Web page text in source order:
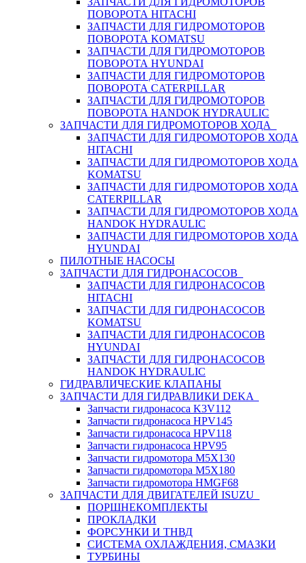
ПОВОРОТА HITACHI
ЗАПЧАСТИ ДЛЯ ГИДРОМОТОРОВ
ПОВОРОТА KOMATSU
ЗАПЧАСТИ ДЛЯ ГИДРОМОТОРОВ
ПОВОРОТА HYUNDAI
ЗАПЧАСТИ ДЛЯ ГИДРОМОТОРОВ
ПОВОРОТА CATERPILLAR
ЗАПЧАСТИ ДЛЯ ГИДРОМОТОРОВ
ПОВОРОТА HANDOK HYDRAULIC
ЗАПЧАСТИ ДЛЯ ГИДРОМОТОРОВ ХОДА
ЗАПЧАСТИ ДЛЯ ГИДРОМОТОРОВ ХОДА
HITACHI
ЗАПЧАСТИ ДЛЯ ГИДРОМОТОРОВ ХОДА
KOMATSU
ЗАПЧАСТИ ДЛЯ ГИДРОМОТОРОВ ХОДА
CATERPILLAR
ЗАПЧАСТИ ДЛЯ ГИДРОМОТОРОВ ХОДА
HANDOK HYDRAULIC
ЗАПЧАСТИ ДЛЯ ГИДРОМОТОРОВ ХОДА
HYUNDAI
ПИЛОТНЫЕ НАСОСЫ
ЗАПЧАСТИ ДЛЯ ГИДРОНАСОСОВ
ЗАПЧАСТИ ДЛЯ ГИДРОНАСОСОВ
HITACHI
ЗАПЧАСТИ ДЛЯ ГИДРОНАСОСОВ
KOMATSU
ЗАПЧАСТИ ДЛЯ ГИДРОНАСОСОВ
HYUNDAI
ЗАПЧАСТИ ДЛЯ ГИДРОНАСОСОВ
HANDOK HYDRAULIC
ГИДРАВЛИЧЕСКИЕ КЛАПАНЫ
ЗАПЧАСТИ ДЛЯ ГИДРАВЛИКИ DEKA
Запчасти гидронасоса K3V112
Запчасти гидронасоса HPV145
Запчасти гидронасоса HPV118
Запчасти гидронасоса HPV95
Запчасти гидромотора M5X130
Запчасти гидромотора M5X180
Запчасти гидромотора HMGF68
ЗАПЧАСТИ ДЛЯ ДВИГАТЕЛЕЙ ISUZU
ПОРШНЕКОМПЛЕКТЫ
ПРОКЛАДКИ
ФОРСУНКИ И ТНВД
СИСТЕМА ОХЛАЖДЕНИЯ, СМАЗКИ
ТУРБИНЫ